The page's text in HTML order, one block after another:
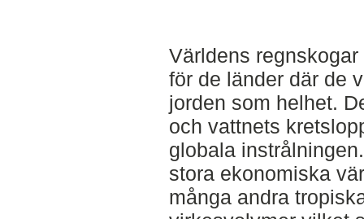
Världens
för de länder där de
jorden som helhet.
och vattnets
globala
stora ekonomiska
många andra